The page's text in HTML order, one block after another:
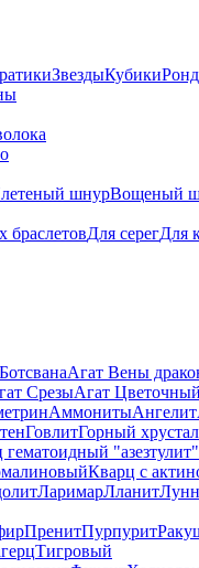
ЗвездыКубики
шнурВощеный
браслетовДля серегДля
Агат Вены
СрезыАгат Цветочный
АммонитыАнгелит
ГовлитГорный
гематоидный "азезтулит"
Кварц с
ЛаримарЛланит
ПренитПурпурит
Тигровый